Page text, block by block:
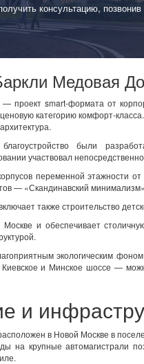
консультацию,
Медовая
— проектsmart-формата от
категорию комфорт-
были
участвовал
переменной этажности
— «Скандинавский
также строительство
и обеспечивает
экологическим
и Минское шоссе —
и
в Новой Москве в
на крупные автомагистрали